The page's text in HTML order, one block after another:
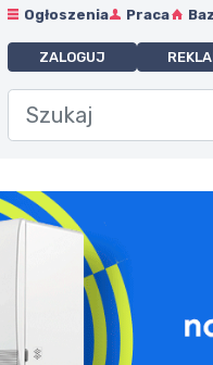
Ogłoszenia Praca
ZALOGUJ